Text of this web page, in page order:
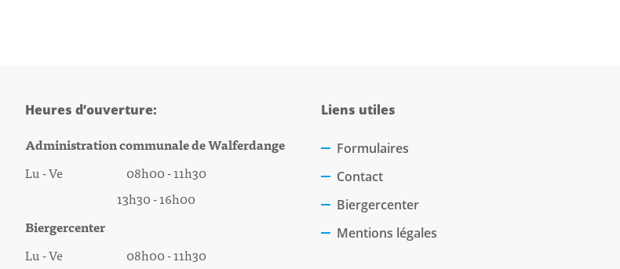
Heures d’ouverture:
Administration communale de Walferdange
Lu - Ve 08h00 - 11h30
13h30 - 16h00
Biergercenter
Lu - Ve 08h00 - 11h30
Liens utiles
Formulaires
Contact
Biergercenter
Mentions légales